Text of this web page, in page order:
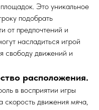
Это уникальное
подобрать
от предпочтений и
насладиться игрой
свободу движений и
расположения.
в восприятии игры
скорость движения мяча,